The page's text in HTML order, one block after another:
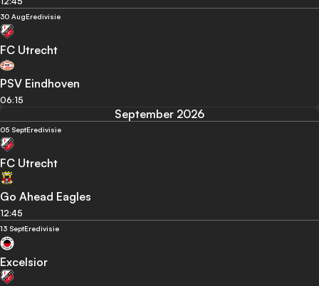
30 AugEredivisie
FC Utrecht
PSV Eindhoven
06:15
September 2026
05 SeptEredivisie
FC Utrecht
Go Ahead Eagles
12:45
13 SeptEredivisie
Excelsior